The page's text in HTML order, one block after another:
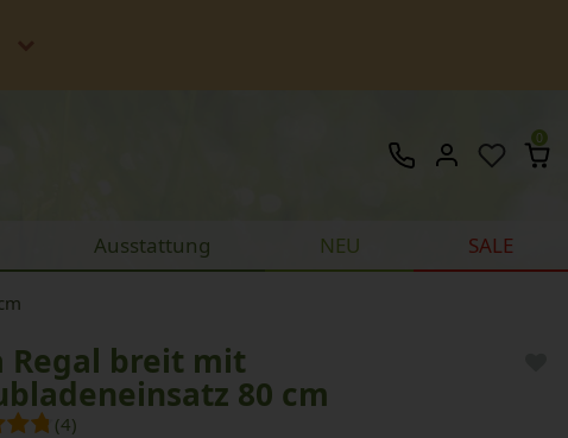
0
Ausstattung NEU SALE
Regal breit mit
80 cm
(4)